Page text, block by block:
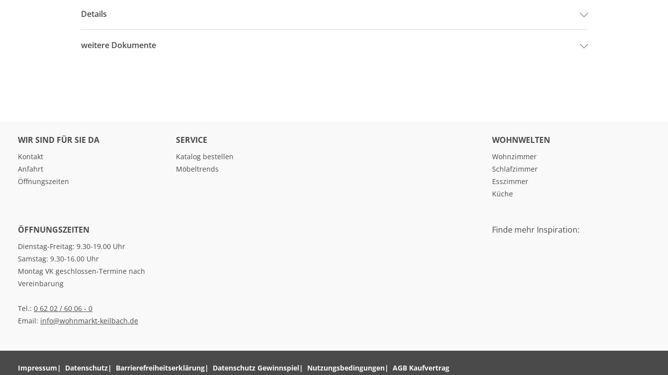
Details
weitere Dokumente
WIR SIND FÜR SIE DA
Kontakt
Anfahrt
Öffnungszeiten
SERVICE
Katalog bestellen
Möbeltrends
WOHNWELTEN
Wohnzimmer
Schlafzimmer
Esszimmer
Küche
ÖFFNUNGSZEITEN
Dienstag-Freitag: 9.30-19.00 Uhr
Samstag: 9.30-16.00 Uhr
Montag VK geschlossen-Termine nach
Vereinbarung
Tel.: 0 62 02 / 60 06 - 0
Email: info@wohnmarkt-keilbach.de
Finde mehr Inspiration:
Impressum Datenschutz Barrierefreiheitserklärung Datenschutz Gewinnspiel Nutzungsbedingungen
AGB Kaufvertrag